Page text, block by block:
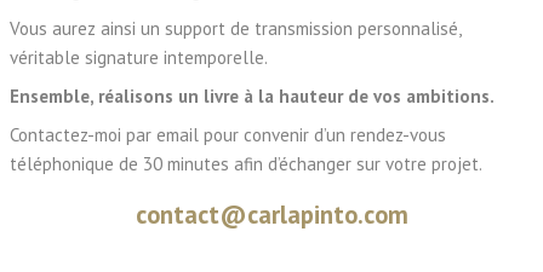
Vous aurez ainsi un support de transmission personnalisé,
véritable signature intemporelle.
Ensemble, réalisons un livre à la hauteur de vos ambitions.
Contactez-moi par email pour convenir d’un rendez-vous
téléphonique de 30 minutes afin d’échanger sur votre projet.
contact@carlapinto.com